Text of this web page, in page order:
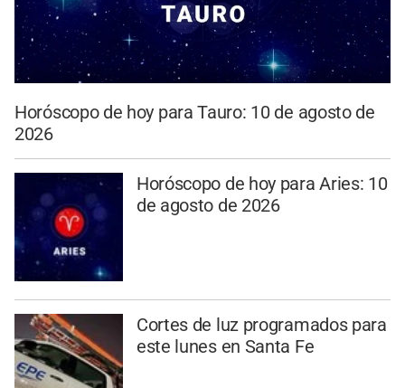
Horóscopo de hoy para Tauro: 10 de agosto de
2026
Horóscopo de hoy para Aries: 10
de agosto de 2026
Cortes de luz programados para
este lunes en Santa Fe